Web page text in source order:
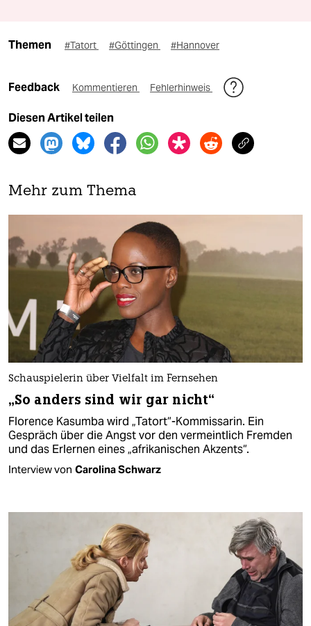
Themen #Tatort #Göttingen #Hannover
Feedback Kommentieren Fehlerhinweis
Diesen Artikel teilen
Mehr zum Thema
Schauspielerin über Vielfalt im Fernsehen
„So anders sind wir gar nicht“
Florence Kasumba wird „Tatort“-Kommissarin. Ein
Gespräch über die Angst vor den vermeintlich Fremden
und das Erlernen eines „afrikanischen Akzents“.
Interview von Carolina Schwarz